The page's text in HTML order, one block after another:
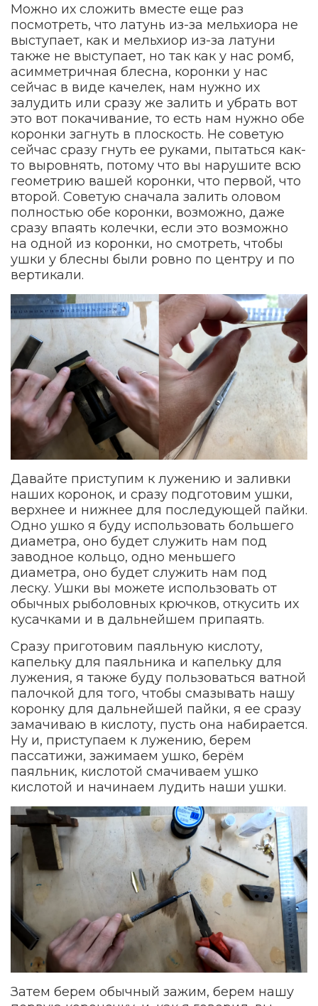
Можно их сложить вместе еще раз
посмотреть, что латунь из-за мельхиора не
выступает, как и мельхиор из-за латуни
также не выступает, но так как у нас ромб,
асимметричная блесна, коронки у нас
сейчас в виде качелек, нам нужно их
залудить или сразу же залить и убрать вот
это вот покачивание, то есть нам нужно обе
коронки загнуть в плоскость. Не советую
сейчас сразу гнуть ее руками, пытаться как-
то выровнять, потому что вы нарушите всю
геометрию вашей коронки, что первой, что
второй. Советую сначала залить оловом
полностью обе коронки, возможно, даже
сразу впаять колечки, если это возможно
на одной из коронки, но смотреть, чтобы
ушки у блесны были ровно по центру и по
вертикали.
Давайте приступим к лужению и заливки
наших коронок, и сразу подготовим ушки,
верхнее и нижнее для последующей пайки.
Одно ушко я буду использовать большего
диаметра, оно будет служить нам под
заводное кольцо, одно меньшего
диаметра, оно будет служить нам под
леску. Ушки вы можете использовать от
обычных рыболовных крючков, откусить их
кусачками и в дальнейшем припаять.
Сразу приготовим паяльную кислоту,
капельку для паяльника и капельку для
лужения, я также буду пользоваться ватной
палочкой для того, чтобы смазывать нашу
коронку для дальнейшей пайки, я ее сразу
замачиваю в кислоту, пусть она набирается.
Ну и, приступаем к лужению, берем
пассатижи, зажимаем ушко, берём
паяльник, кислотой смачиваем ушко
кислотой и начинаем лудить наши ушки.
Затем берем обычный зажим, берем нашу